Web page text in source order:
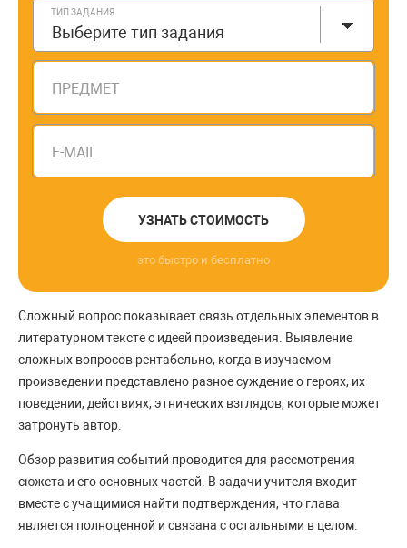
ТИП ЗАДАНИЯ
Выберите тип задания
ПРЕДМЕТ
E-MAIL
УЗНАТЬ СТОИМОСТЬ
это быстро и бесплатно
Сложный вопрос показывает связь отдельных элементов в
литературном тексте с идеей произведения. Выявление
сложных вопросов рентабельно, когда в изучаемом
произведении представлено разное суждение о героях, их
поведении, действиях, этнических взглядов, которые может
затронуть автор.
Обзор развития событий проводится для рассмотрения
сюжета и его основных частей. В задачи учителя входит
вместе с учащимися найти подтверждения, что глава
является полноценной и связана с остальными в целом.